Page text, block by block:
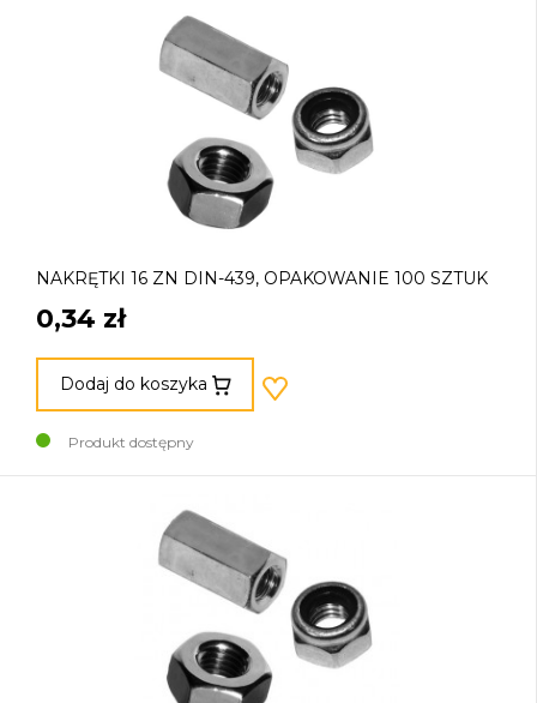
NAKRĘTKI 16 ZN DIN-439, OPAKOWANIE 100 SZTUK
0,34 zł
Dodaj do koszyka
Produkt dostępny